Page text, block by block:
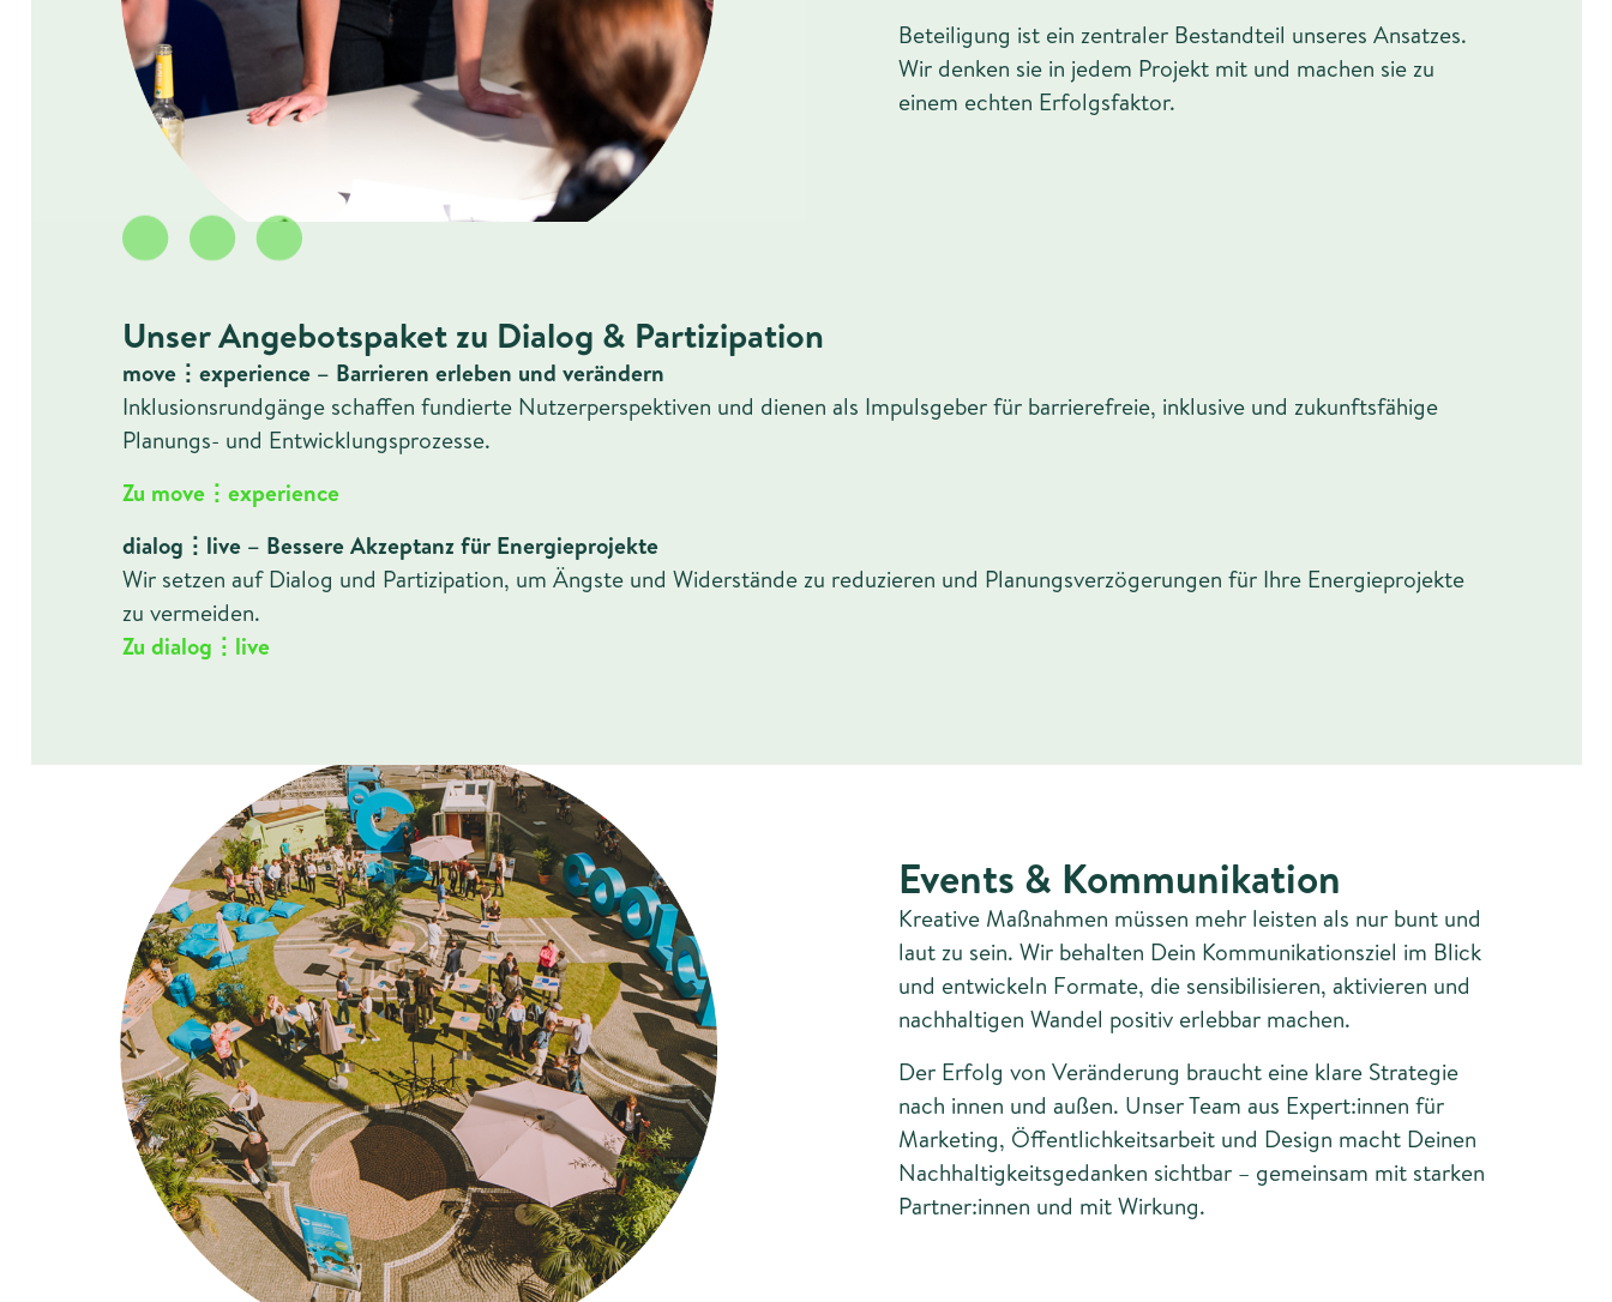
Beteiligung ist ein zentraler Bestandteil unseres Ansatzes.
Wir denken sie in jedem Projekt mit und machen sie zu
einem echten Erfolgsfaktor.
Unser Angebotspaket zu Dialog & Partizipation
move⋮experience – Barrieren erleben und verändern
Inklusionsrundgänge schaffen fundierte Nutzerperspektiven und dienen als Impulsgeber für barrierefreie, inklusive und zukunftsfähige
Planungs- und Entwicklungsprozesse.
Zu move⋮experience
dialog⋮live – Bessere Akzeptanz für Energieprojekte
Wir setzen auf Dialog und Partizipation, um Ängste und Widerstände zu reduzieren und Planungsverzögerungen für Ihre Energieprojekte
zu vermeiden.
Zu dialog⋮live
Events & Kommunikation
Kreative Maßnahmen müssen mehr leisten als nur bunt und
laut zu sein. Wir behalten Dein Kommunikationsziel im Blick
und entwickeln Formate, die sensibilisieren, aktivieren und
nachhaltigen Wandel positiv erlebbar machen.
Der Erfolg von Veränderung braucht eine klare Strategie
nach innen und außen. Unser Team aus Expert:innen für
Marketing, Öffentlichkeitsarbeit und Design macht Deinen
Nachhaltigkeitsgedanken sichtbar – gemeinsam mit starken
Partner:innen und mit Wirkung.